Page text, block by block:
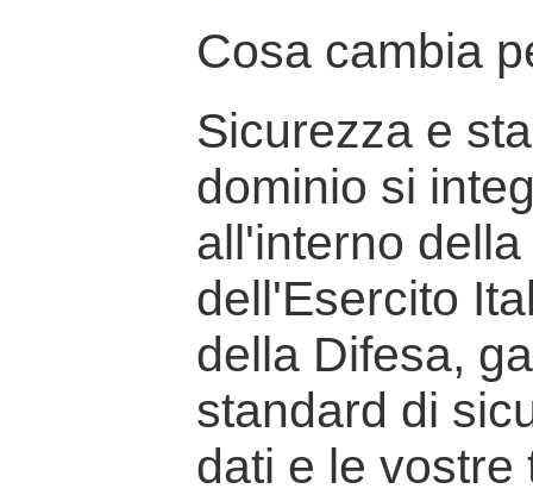
Cosa cambia
Sicurezza e
dominio si
all'interno
dell'Esercito
della Difesa,
standard di
dati e le vostre